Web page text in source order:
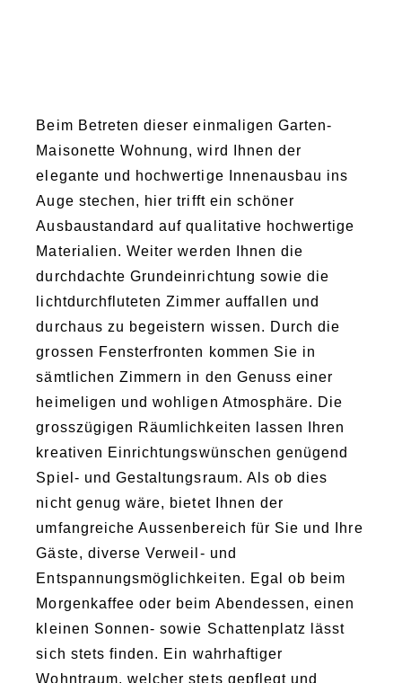
Beim Betreten dieser einmaligen Garten-
Maisonette Wohnung, wird Ihnen der
elegante und hochwertige Innenausbau ins
Auge stechen, hier trifft ein schöner
Ausbaustandard auf qualitative hochwertige
Materialien. Weiter werden Ihnen die
durchdachte Grundeinrichtung sowie die
lichtdurchfluteten Zimmer auffallen und
durchaus zu begeistern wissen. Durch die
grossen Fensterfronten kommen Sie in
sämtlichen Zimmern in den Genuss einer
heimeligen und wohligen Atmosphäre. Die
grosszügigen Räumlichkeiten lassen Ihren
kreativen Einrichtungswünschen genügend
Spiel- und Gestaltungsraum. Als ob dies
nicht genug wäre, bietet Ihnen der
umfangreiche Aussenbereich für Sie und Ihre
Gäste, diverse Verweil- und
Entspannungsmöglichkeiten. Egal ob beim
Morgenkaffee oder beim Abendessen, einen
kleinen Sonnen- sowie Schattenplatz lässt
sich stets finden. Ein wahrhaftiger
Wohntraum, welcher stets gepflegt und